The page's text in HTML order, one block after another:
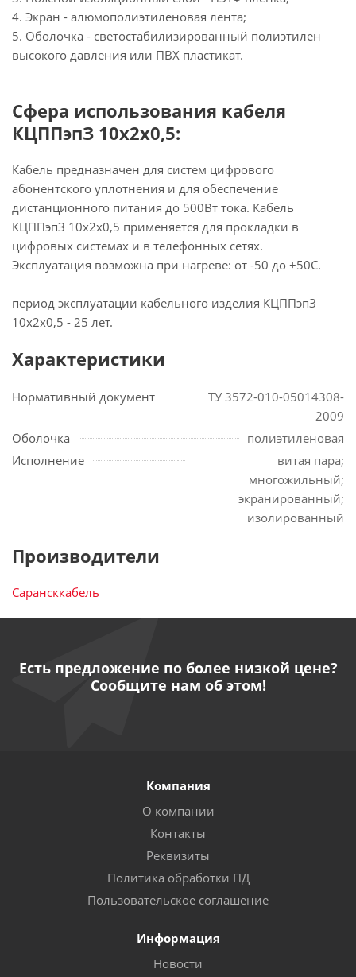
4. Экран - алюмополиэтиленовая лента;
5. Оболочка - светостабилизированный полиэтилен
высокого давления или ПВХ пластикат.
Сфера использования кабеля
КЦППэпЗ 10х2х0,5:
Кабель предназначен для систем цифрового
абонентского уплотнения и для обеспечение
дистанционного питания до 500Вт тока. Кабель
КЦППэпЗ 10х2х0,5 применяется для прокладки в
цифровых системах и в телефонных сетях.
Эксплуатация возможна при нагреве: от -50 до +50С.
период эксплуатации кабельного изделия КЦППэпЗ
10х2х0,5 - 25 лет.
Характеристики
Нормативный документ
ТУ 3572-010-05014308-
2009
Оболочка
полиэтиленовая
Исполнение
витая пара;
многожильный;
экранированный;
изолированный
Производители
Сарансккабель
Есть предложение по более низкой цене?
Сообщите нам об этом!
Компания
О компании
Контакты
Реквизиты
Политика обработки ПД
Пользовательское соглашение
Информация
Новости